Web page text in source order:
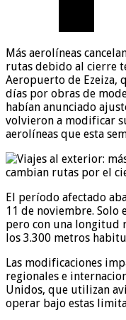
Más aerolíneas
rutas debido al cierre
Aeropuerto de Ezeiza,
días por obras de
habían anunciado
volvieron a modificar
aerolíneas que esta
El período afectado
11 de noviembre.
pero con una longitud
los 3.300 metros
Las modificaciones
regionales e
Unidos, que utilizan
operar bajo estas